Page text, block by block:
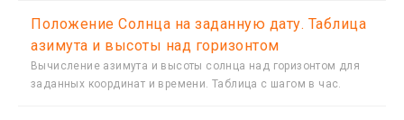
Положение Солнца на заданную дату. Таблица
азимута и высоты над горизонтом
Вычисление азимута и высоты солнца над горизонтом для
заданных координат и времени. Таблица с шагом в час.